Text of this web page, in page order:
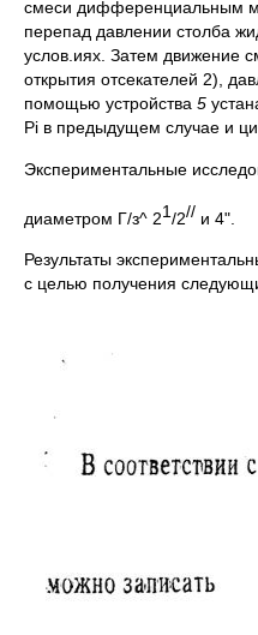
смеси диф­ференциальным
перепад давлении столба
услов.иях. Затем дви­жение
открытия отсекате­лей 2),
помощью устройства 5
Pi в предыдущем случае и
Экспериментальные
диаметром Г/з^ 21/2// и 4".
Результаты
с целью получения